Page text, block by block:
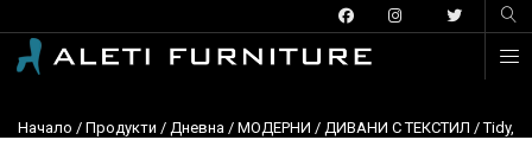
Начало / Продукти / Дневна / МОДЕРНИ / ДИВАНИ С ТЕКСТИЛ /Tidy,